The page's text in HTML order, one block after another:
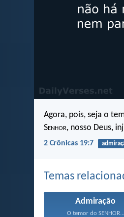
Agora, pois, seja o
Senhor, nosso Deus,
2 Crônicas 19:7
Temas
Admiração
O temor do SENHOR...